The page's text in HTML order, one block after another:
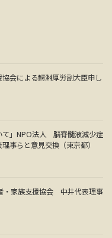
会による鰐淵厚労副大臣申し
て」NPO法人 脳脊髄液減少症
事らと意見交換（東京都）
家族支援協会 中井代表理事